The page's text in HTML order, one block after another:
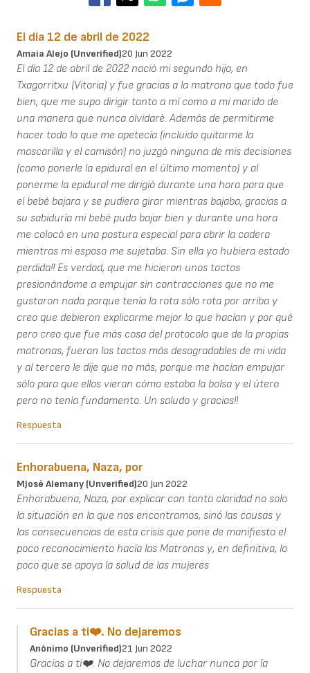
El día 12 de abril de 2022
Amaia Alejo (unverified)20 Jun 2022
El día 12 de abril de 2022 nació mi segundo hijo, en
Txagorritxu (Vitoria) y fue gracias a la matrona que todo fue
bien, que me supo dirigir tanto a mí como a mi marido de
una manera que nunca olvidaré. Además de permitirme
hacer todo lo que me apetecía (incluido quitarme la
mascarilla y el camisón) no juzgó ninguna de mis decisiones
(como ponerle la epidural en el último momento) y al
ponerme la epidural me dirigió durante una hora para que
el bebé bajara y se pudiera girar mientras bajaba, gracias a
su sabiduría mi bebé pudo bajar bien y durante una hora
me colocó en una postura especial para abrir la cadera
mientras mi esposo me sujetaba. Sin ella yo hubiera estado
perdida!! Es verdad, que me hicieron unos tactos
presionándome a empujar sin contracciones que no me
gustaron nada porque tenía la rota sólo rota por arriba y
creo que debieron explicarme mejor lo que hacían y por qué
pero creo que fue más cosa del protocolo que de la propias
matronas, fueron los tactos más desagradables de mi vida
y al tercero le dije que no más, porque me hacían empujar
sólo para que ellos vieran cómo estaba la bolsa y el útero
pero no tenía fundamento. Un saludo y gracias!!
Respuesta
Enhorabuena, Naza, por
MJosé Alemany (unverified)20 Jun 2022
Enhorabuena, Naza, por explicar con tanta claridad no solo
la situación en la que nos encontramos, sinó las causas y
las consecuencias de esta crisis que pone de manifiesto el
poco reconocimiento hacía las Matronas y, en definitiva, lo
poco que se apoya la salud de las mujeres
Respuesta
Gracias a ti❤️. No dejaremos
Anónimo (unverified)21 Jun 2022
Gracias a ti❤️. No dejaremos de luchar nunca por la